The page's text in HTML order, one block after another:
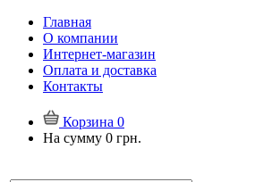
Главная
О компании
Интернет-магазин
Оплата и доставка
Контакты
Корзина 0
На сумму 0 грн.